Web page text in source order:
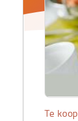
Te koop